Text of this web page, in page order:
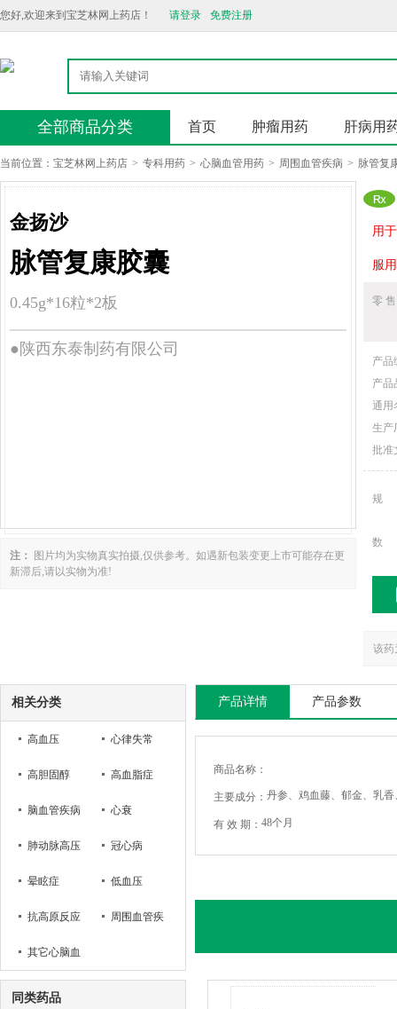
您好,欢迎来到宝芝林网上药店！ 请登录 免费注册
全部商品分类 首页 肿瘤用药 肝病用
当前位置： 宝芝林网上药店 > 专科用药 > 心脑血管用药 > 周围血管疾病 > 脉管复
金扬沙
脉管复康胶囊
0.45g*16粒*2板
●陕西东泰制药有限公司
注：
图片均为实物真实拍摄,仅供参考。如遇新包装变更上市可能存在更
新滞后,请以实物为准!
用
服
零
产品
产品
通用
生产
批准
规
数
该药
相关分类
高血压 心律失常
高胆固醇 高血脂症
脑血管疾病 心衰
肺动脉高压
病
冠心病
晕眩症 低血压
抗高原反应 周围血管疾
其它心脑血
管疾病
同类药品
产品详情 产品参数
商品名称：
主要成分： 丹参、鸡血藤、郁金、乳香
有 效 期： 48个月